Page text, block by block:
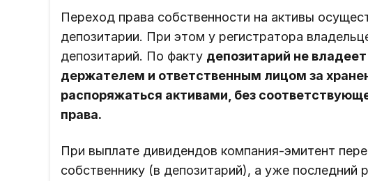
Переход права собственности на активы
депозитарии. При этом у регистратора
депозитарий. По факту депозитарий не
держателем и ответственным лицом за
распоряжаться активами, без
права.
При выплате дивидендов компания-эмитент
собственнику (в депозитарий), а уже